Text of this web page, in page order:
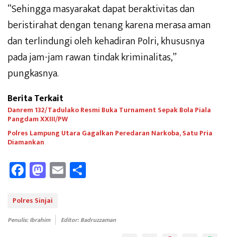
“Sehingga masyarakat dapat beraktivitas dan
beristirahat dengan tenang karena merasa aman
dan terlindungi oleh kehadiran Polri, khususnya
pada jam-jam rawan tindak kriminalitas,”
pungkasnya.
Berita Terkait
Danrem 132/Tadulako Resmi Buka Turnament Sepak Bola Piala
Pangdam XXIII/PW
Polres Lampung Utara Gagalkan Peredaran Narkoba, Satu Pria
Diamankan
Fa
ce
b
oo
M
as
to
d
E
m
Polres Sinjai
Penulis: Ibrahim Editor: Badruzzaman